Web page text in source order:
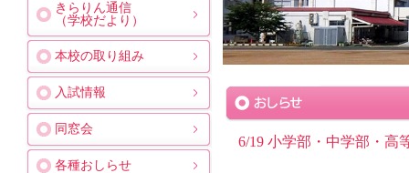
きらりん通信
（学校だより）
本校の取り組み
入試情報
同窓会
各種おしらせ
6/19 小学部・中学部・高